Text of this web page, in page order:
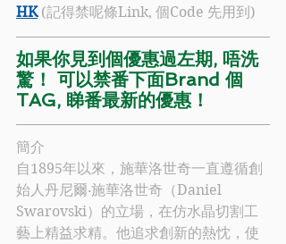
HK (記得禁呢條Link, 個Code 先用到)
如果你見到個優惠過左期, 唔洗
驚！ 可以禁番下面Brand 個
TAG, 睇番最新的優惠！
簡介
自1895年以來， 施華洛世奇一直遵循創
始人丹尼爾‧施華洛世奇 （Daniel
Swarovski）的立場，在仿水晶切割工
藝上精益求精。他追求創新的熱忱，使